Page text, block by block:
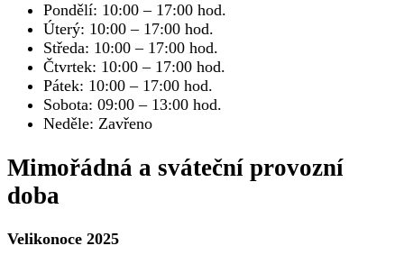
Pondělí: 10:00 – 17:00 hod.
Úterý: 10:00 – 17:00 hod.
Středa: 10:00 – 17:00 hod.
Čtvrtek: 10:00 – 17:00 hod.
Pátek: 10:00 – 17:00 hod.
Sobota: 09:00 – 13:00 hod.
Neděle: Zavřeno
Mimořádná a sváteční provozní
doba
Velikonoce 2025